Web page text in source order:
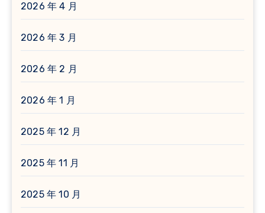
2026 年 4 月
2026 年 3 月
2026 年 2 月
2026 年 1 月
2025 年 12 月
2025 年 11 月
2025 年 10 月